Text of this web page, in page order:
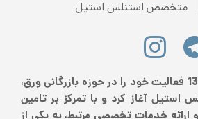
متخصص استنلس استیل
استیل رخ از سال 1386 فعالیت خود را در حوزه بازرگانی ورق،
استیل آغاز کرد و با تمرکز بر تامین